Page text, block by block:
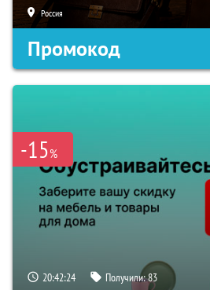
Россия
Промокод
-15%
20:42:23 Получили:83